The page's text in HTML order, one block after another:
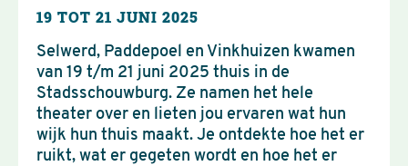
19 TOT 21 JUNI 2025
Selwerd, Paddepoel en Vinkhuizen kwamen
van 19 t/m 21 juni 2025 thuis in de
Stadsschouwburg. Ze namen het hele
theater over en lieten jou ervaren wat hun
wijk hun thuis maakt. Je ontdekte hoe het er
ruikt, wat er gegeten wordt en hoe het er